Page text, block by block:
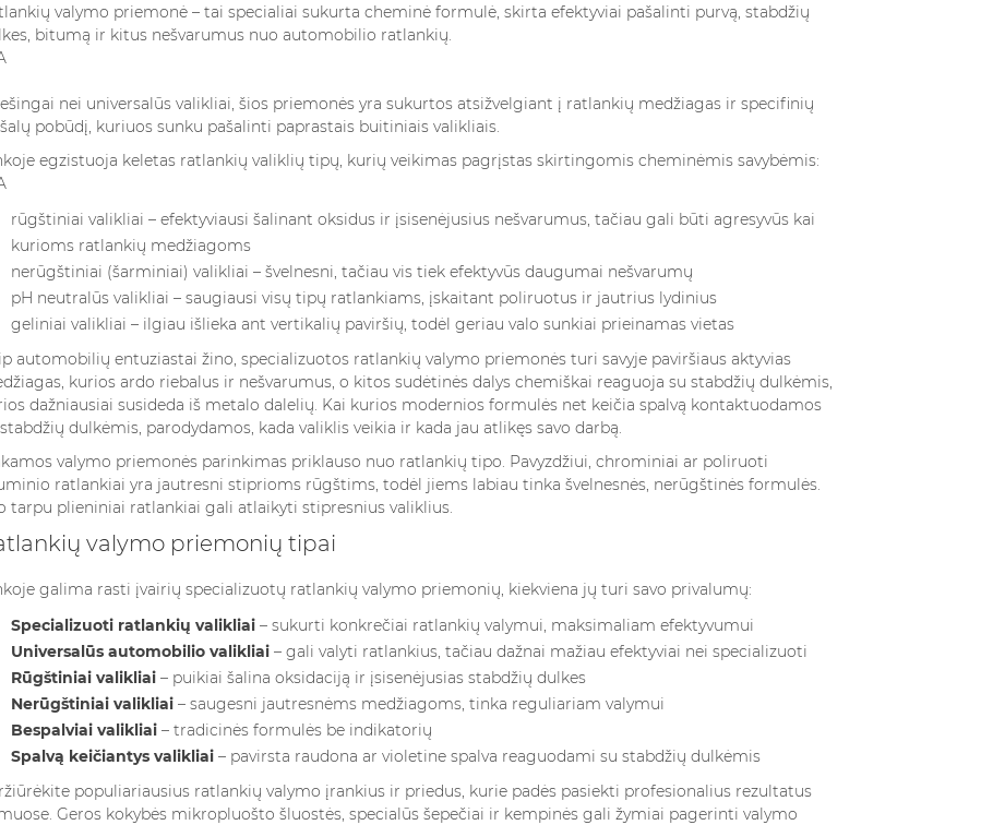
– SO
von
ein
die Qualität,
SIND AUGENCREMES
WIRKLICH
RATGEBER
5007 Ansichten
Paakių kremai – vieni iš tų
nuolat kelia diskusijas.
Vieni juos laiko būtinu
odos...
Read more
KOKIUS KVEPALUS
RINKTIS MOTERIMS
4714 Ansichten
Kvepalai yra ne tik grožio
kvepalus moterims, verta...
Read more
VERSCHIEDENE
4228 Ansichten
entführt uns in eine Welt
blumig und...
Read more
valymo priemonė – tai specialiai sukurta cheminė formulė, skirta efektyviai pašalinti purvą, stabdžių
bitumą ir kitus nešvarumus nuo automobilio ratlankių.
nei universalūs valikliai, šios priemonės yra sukurtos atsižvelgiant į ratlankių medžiagas ir specifinių
pobūdį, kuriuos sunku pašalinti paprastais buitiniais valikliais.
egzistuoja keletas ratlankių valiklių tipų, kurių veikimas pagrįstas skirtingomis cheminėmis savybėmis:
rūgštiniai valikliai – efektyviausi šalinant oksidus ir įsisenėjusius nešvarumus, tačiau gali būti agresyvūs kai
kurioms ratlankių medžiagoms
nerūgštiniai (šarminiai) valikliai – švelnesni, tačiau vis tiek efektyvūs daugumai nešvarumų
pH neutralūs valikliai – saugiausi visų tipų ratlankiams, įskaitant poliruotus ir jautrius lydinius
geliniai valikliai – ilgiau išlieka ant vertikalių paviršių, todėl geriau valo sunkiai prieinamas vietas
automobilių entuziastai žino, specializuotos ratlankių valymo priemonės turi savyje paviršiaus aktyvias
kurios ardo riebalus ir nešvarumus, o kitos sudėtinės dalys chemiškai reaguoja su stabdžių dulkėmis,
dažniausiai susideda iš metalo dalelių. Kai kurios modernios formulės net keičia spalvą kontaktuodamos
dulkėmis, parodydamos, kada valiklis veikia ir kada jau atlikęs savo darbą.
valymo priemonės parinkimas priklauso nuo ratlankių tipo. Pavyzdžiui, chrominiai ar poliruoti
ratlankiai yra jautresni stiprioms rūgštims, todėl jiems labiau tinka švelnesnės, nerūgštinės formulės.
tarpu plieniniai ratlankiai gali atlaikyti stipresnius valiklius.
valymo priemonių tipai
galima rasti įvairių specializuotų ratlankių valymo priemonių, kiekviena jų turi savo privalumų:
Specializuoti ratlankių valikliai– sukurti konkrečiai ratlankių valymui, maksimaliam efektyvumui
Universalūs automobilio valikliai– gali valyti ratlankius, tačiau dažnai mažiau efektyviai nei specializuoti
Rūgštiniai valikliai– puikiai šalina oksidaciją ir įsisenėjusias stabdžių dulkes
Nerūgštiniai valikliai– saugesni jautresnėms medžiagoms, tinka reguliariam valymui
Bespalviai valikliai– tradicinės formulės be indikatorių
Spalvą keičiantys valikliai– pavirsta raudona ar violetine spalva reaguodami su stabdžių dulkėmis
populiariausius ratlankių valymo įrankius ir priedus, kurie padės pasiekti profesionalius rezultatus
Geros kokybės mikropluošto šluostės, specialūs šepečiai ir kempinės gali žymiai pagerinti valymo